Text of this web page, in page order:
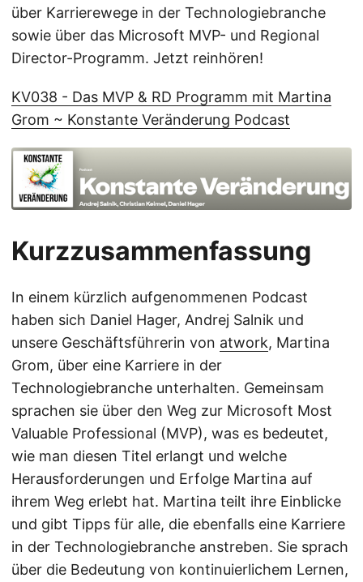
über Karrierewege in der Technologiebranche
sowie über das Microsoft MVP- und Regional
Director-Programm. Jetzt reinhören!
KV038 - Das MVP & RD Programm mit Martina
Grom ~ Konstante Veränderung Podcast
Kurzzusammenfassung
In einem kürzlich aufgenommenen Podcast
haben sich Daniel Hager, Andrej Salnik und
unsere Geschäftsführerin von atwork, Martina
Grom, über eine Karriere in der
Technologiebranche unterhalten. Gemeinsam
sprachen sie über den Weg zur Microsoft Most
Valuable Professional (MVP), was es bedeutet,
wie man diesen Titel erlangt und welche
Herausforderungen und Erfolge Martina auf
ihrem Weg erlebt hat. Martina teilt ihre Einblicke
und gibt Tipps für alle, die ebenfalls eine Karriere
in der Technologiebranche anstreben. Sie sprach
über die Bedeutung von kontinuierlichem Lernen,